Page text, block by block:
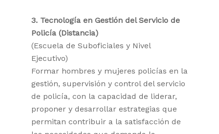
3. Tecnología en Gestión del Servicio de
Policía (Distancia)
(Escuela de Suboficiales y Nivel
Ejecutivo)
Formar hombres y mujeres policías en la
gestión, supervisión y control del servicio
de policía, con la capacidad de liderar,
proponer y desarrollar estrategias que
permitan contribuir a la satisfacción de